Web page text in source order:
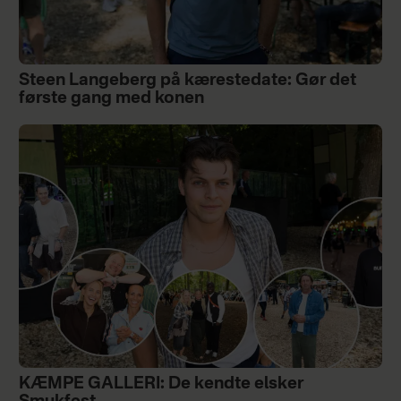
Steen Langeberg på kærestedate: Gør det
første gang med konen
KÆMPE GALLERI: De kendte elsker